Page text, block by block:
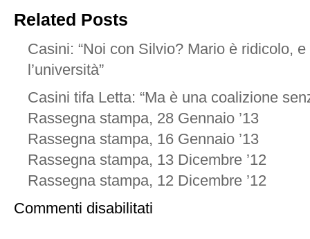
Related Posts
Casini: “Noi con Silvio? Mario è ridicolo,
l’università”
Casini tifa Letta: “Ma è una coalizione
Rassegna stampa, 28 Gennaio ’13
Rassegna stampa, 16 Gennaio ’13
Rassegna stampa, 13 Dicembre ’12
Rassegna stampa, 12 Dicembre ’12
Commenti disabilitati